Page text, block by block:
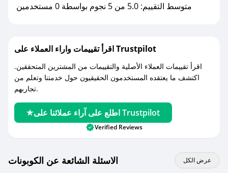
متوسط التقييم: 5.0 من 5 نجوم بواسطة 0 مستخدمين
اقرأ تقييمات واراء العملاء على Trustpilot
اقرأ تقييمات العملاء الأصلية والتقييمات من المشترين المتحققين.
اكتشف ما يعتقده المستخدمون الحقيقيون حول خدمتنا وتعلم من
تجاربهم.
اطلع على آراء عملائنا على Trustpilot
Verified Reviews
الاسئلة الشائعة عن الكوبونات عرض الكل